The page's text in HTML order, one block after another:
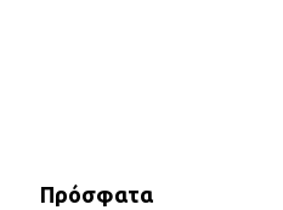
Πρόσφατα